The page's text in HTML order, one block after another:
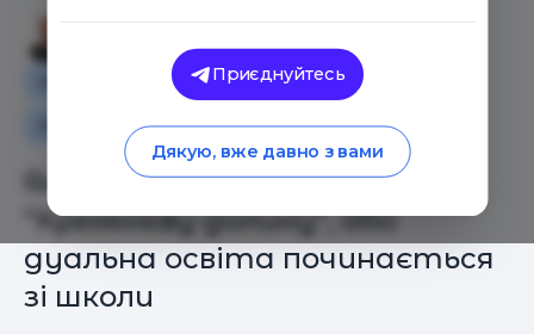
Особистий досвід
Як це працює
Освіта в Україні
Як виховати власну
“Кремнієву долину”, або
дуальна освіта починається
зі школи
Приєднуйтесь
Дякую, вже давно з вами